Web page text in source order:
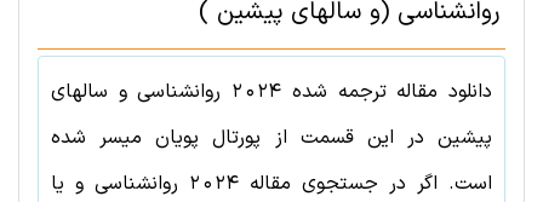
روانشناسی (و سالهای پیشین )
دانلود مقاله ترجمه شده 2024 روانشناسیو سالهای
پیشین در این قسمت از پورتال پویان میسر شده
است. اگر در جستجوی مقاله 2024 روانشناسی و یا